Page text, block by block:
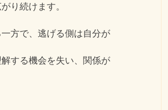
り続けます。
方で、逃げる側は自分が
する機会を失い、関係が